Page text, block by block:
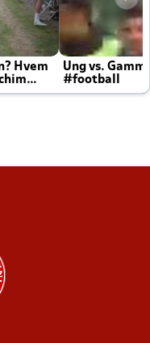
Hvem
Ung vs.
#football